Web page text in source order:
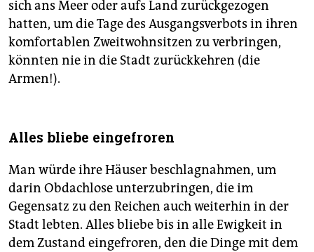
sich ans Meer oder aufs Land zurückgezogen
hatten, um die Tage des Ausgangsverbots in ihren
komfortablen Zweitwohnsitzen zu verbringen,
könnten nie in die Stadt zurückkehren (die
Armen!).
Alles bliebe eingefroren
Man würde ihre Häuser beschlagnahmen, um
darin Obdachlose unterzubringen, die im
Gegensatz zu den Reichen auch weiterhin in der
Stadt lebten. Alles bliebe bis in alle Ewigkeit in
dem Zustand eingefroren, den die Dinge mit dem